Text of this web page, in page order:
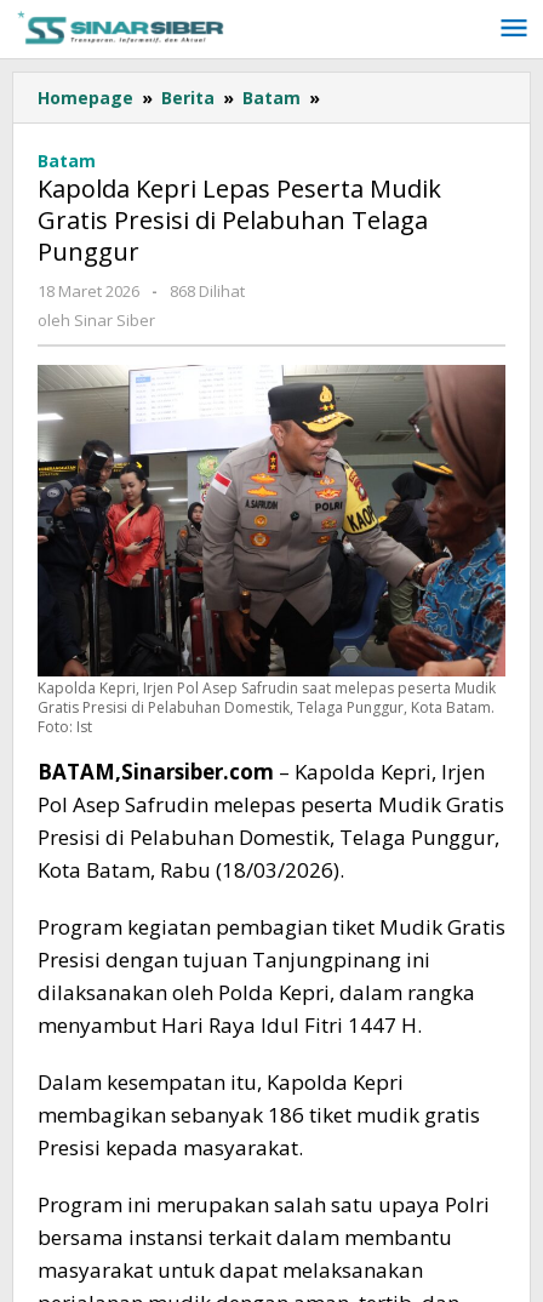
Lewati
konten
Homepage » Berita » Batam »
Kepri
Mudik
Gratis
Punggur
Batam
Kapolda Kepri Lepas Peserta Mudik
Gratis Presisi di Pelabuhan Telaga
Punggur
18 Maret 2026
oleh
Sinar
-
868 Dilihat
oleh Sinar Siber
Kapolda Kepri, Irjen Pol Asep Safrudin saat melepas peserta Mudik
Gratis Presisi di Pelabuhan Domestik, Telaga Punggur, Kota Batam.
Foto: Ist
BATAM,Sinarsiber.com – Kapolda Kepri, Irjen
Pol Asep Safrudin melepas peserta Mudik Gratis
Presisi di Pelabuhan Domestik, Telaga Punggur,
Kota Batam, Rabu (18/03/2026).
Program kegiatan pembagian tiket Mudik Gratis
Presisi dengan tujuan Tanjungpinang ini
dilaksanakan oleh Polda Kepri, dalam rangka
menyambut Hari Raya Idul Fitri 1447 H.
Dalam kesempatan itu, Kapolda Kepri
membagikan sebanyak 186 tiket mudik gratis
Presisi kepada masyarakat.
Program ini merupakan salah satu upaya Polri
bersama instansi terkait dalam membantu
masyarakat untuk dapat melaksanakan